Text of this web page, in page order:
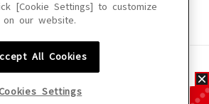
よりご利用いただけない場合があります。
配信内容が変更になる場合があります。
[Cookie Settings] to customize
our website.
All Cookies
Settings